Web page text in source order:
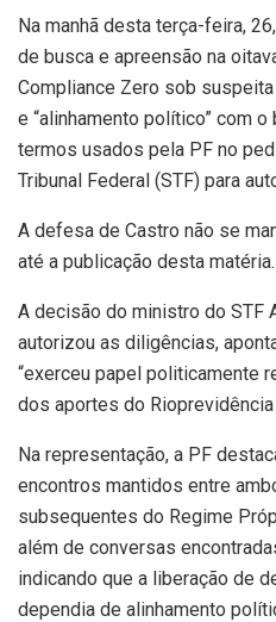
Na manhã desta terça-feira,
de busca e apreensão na
Compliance Zero sob
e “alinhamento político” com
termos usados pela PF no
Tribunal Federal (STF) para
A defesa de Castro não se
até a publicação desta matéria.
A decisão do ministro do STF
autorizou as diligências,
“exerceu papel politicamente
dos aportes do Rioprevidência
Na representação, a PF
encontros mantidos entre
subsequentes do Regime
além de conversas
indicando que a liberação de
dependia de alinhamento